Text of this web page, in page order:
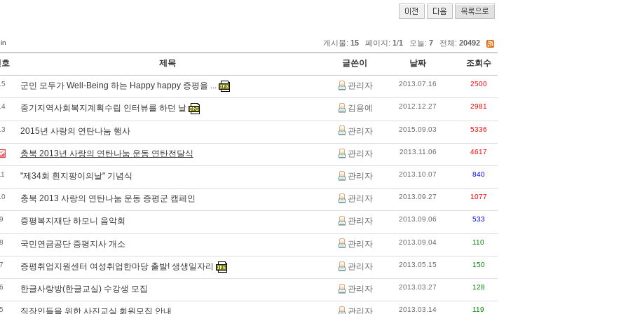
게시물:15 페이지:1/1 오늘:7 전체:20492
제목 글쓴이 날짜 조회수
군민 모두가 Well-Being 하는 Happy happy 증평을 ... 관리자 2013.07.16 2500
중기지역사회복지계획수립 인터뷰를 하던 날 김용예 2012.12.27 2981
2015년 사랑의 연탄나눔 행사 관리자 2015.09.03 5336
충북 2013년 사랑의 연탄나눔 운동 연탄전달식 관리자 2013.11.06 4617
"제34회 흰지팡이의날" 기념식 관리자 2013.10.07 840
충북 2013 사랑의 연탄나눔 운동 증평군 캠페인 관리자 2013.09.27 1077
증평복지재단 하모니 음악회 관리자 2013.09.06 533
국민연금공단 증평지사 개소 관리자 2013.09.04 110
증평취업지원센터 여성취업한마당 출발! 생생일자리 관리자 2013.05.15 150
한글사랑방(한글교실) 수강생 모집 관리자 2013.03.27 128
직장인들을 위한 사진교실 회원모집 안내 관리자 2013.03.14 119